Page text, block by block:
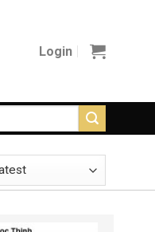
Login